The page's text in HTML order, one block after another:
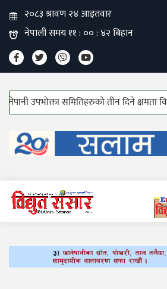
समितिहरुको तीन दिने क्षमता विकास तालिम सुरु!